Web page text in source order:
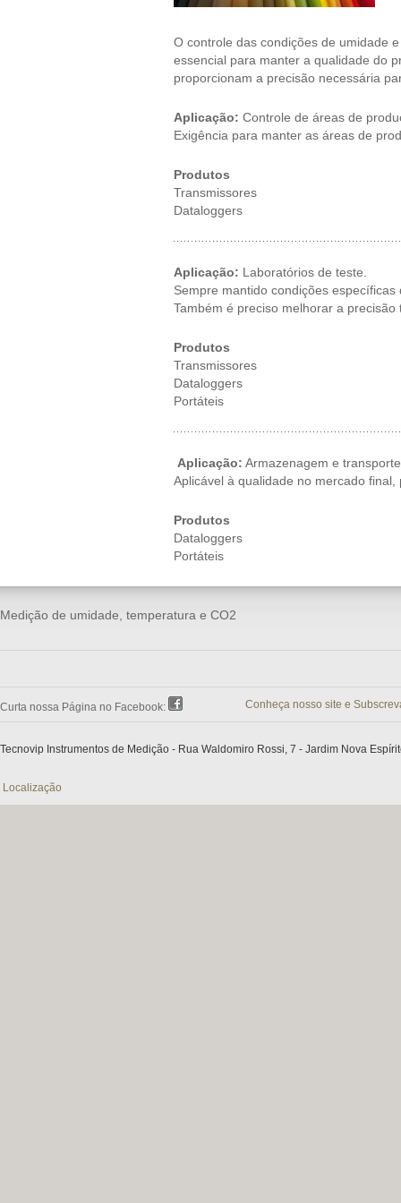
O controle das condições de umidade
essencial para manter a qualidade do
proporcionam a precisão necessária
Aplicação: Controle de áreas de
Exigência para manter as áreas de
Produtos
Transmissores
Dataloggers
Aplicação: Laboratórios de teste.
Sempre mantido condições
Também é preciso melhorar a precisão
Produtos
Transmissores
Dataloggers
Portáteis
Aplicação: Armazenagem e transporte
Aplicável à qualidade no mercado
Produtos
Dataloggers
Portáteis
Medição de umidade, temperatura e CO2
Curta nossa Página no Facebook: Conheça nosso site e
Tecnovip Instrumentos de Medição - Rua Waldomiro Rossi, 7 - Jardim Nova
Localização